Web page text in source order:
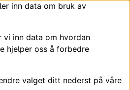
inn data om bruk av
vi inn data om hvordan
hjelper oss å forbedre
valget ditt nederst på våre